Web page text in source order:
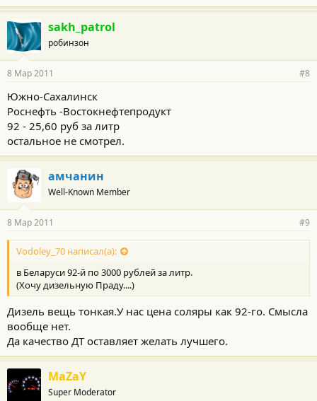
sakh_patrol
робинзон
8 Мар 2011 #8
Южно-Сахалинск
Роснефть -Востокнефтепродукт
92 - 25,60 руб за литр
остальное не смотрел.
амчанин
Well-Known Member
8 Мар 2011 #9
Vodoley_70 написал(а):
в Беларуси 92-й по 3000 рублей за литр.
(Хочу дизельную Праду....)
Дизель вещь тонкая.У нас цена соляры как 92-го. Смысла
вообще нет.
Да качество ДТ оставляет желать лучшего.
MaZaY
Super Moderator